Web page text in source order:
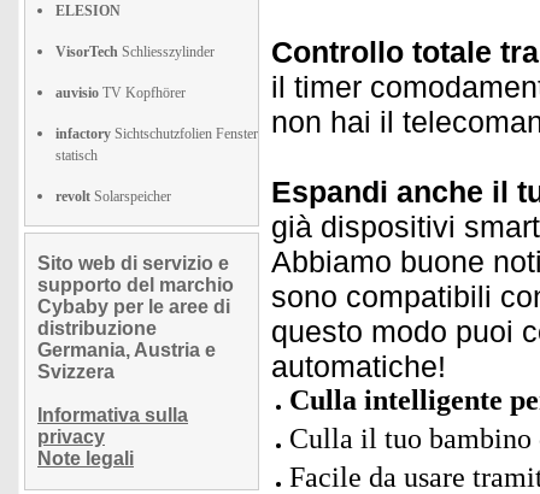
ELESION
VisorTech Schliesszylinder
auvisio TV Kopfhörer
infactory Sichtschutzfolien Fenster
statisch
revolt Solarspeicher
Sito web di servizio e
supporto del marchio
Cybaby per le aree di
distribuzione
Germania, Austria e
Svizzera
Informativa sulla
privacy
Note legali
Controllo totale
il timer
non hai il
Espandi anche il
già dispositivi
Abbiamo buone
sono compatibili
questo modo puoi
automatiche!
Culla intelligente
Culla il tuo bambino
Facile da usare